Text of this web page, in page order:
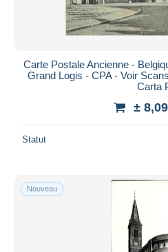
Carte Postale Ancienne -
Grand Logis - CPA - Voir
Carta
±
Statut
Nouveau